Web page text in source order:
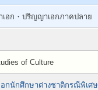
อก・ปริญญาเอกภาคปลาย
of Culture
กนักศึกษาต่างชาติกรณีพิเศษ